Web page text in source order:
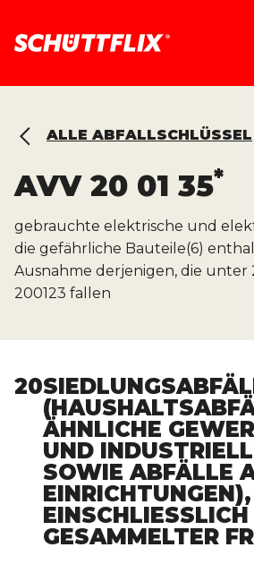
ALLE ABFALLSCHLÜSSEL
AVV 20 01 35*
gebrauchte elektrische und
die gefährliche Bauteile(6)
Ausnahme derjenigen, die unter
200123 fallen
20
ÄHNLICHE
UND
SOWIE ABFÄLLE
EINRICHTUNGEN),
EINSCHLIESSLICH
ESAMMELTER